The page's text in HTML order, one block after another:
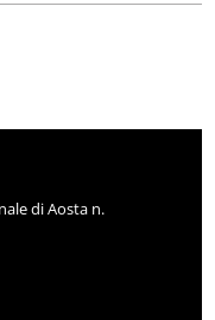
di Aosta n.